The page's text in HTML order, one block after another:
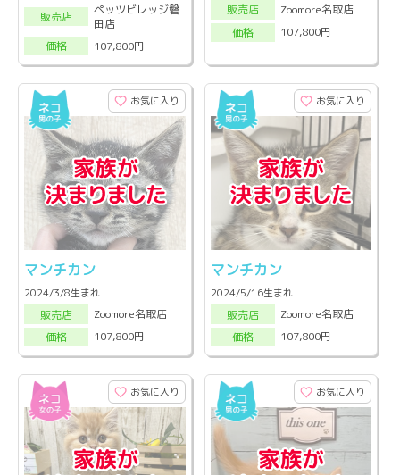
販売店
ペッツビレッジ磐
田店
価格
107,800円
販売店
Zoomore名取店
価格
107,800円
お気に入り
マンチカン
2024/3/8生まれ
販売店
Zoomore名取店
価格
107,800円
お気に入り
マンチカン
2024/5/16生まれ
販売店
Zoomore名取店
価格
107,800円
お気に入り お気に入り